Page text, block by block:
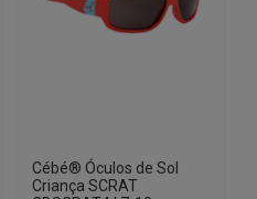
Cébé® Óculos de Sol
Criança SCRAT